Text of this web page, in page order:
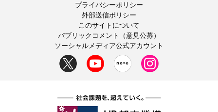
プライバシーポリシー
外部送信ポリシー
このサイトについて
パブリックコメント（意見公募）
ソーシャルメディア公式アカウント